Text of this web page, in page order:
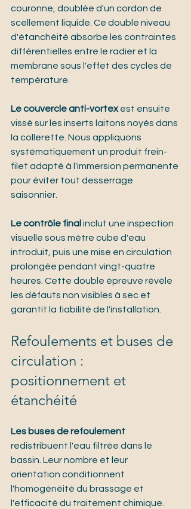
couronne, doublée d'un cordon de
scellement liquide. Ce double niveau
d'étanchéité absorbe les contraintes
différentielles entre le radier et la
membrane sous l'effet des cycles de
température.
Le couvercle anti-vortex est ensuite
vissé sur les inserts laitons noyés dans
la collerette. Nous appliquons
systématiquement un produit frein-
filet adapté à l'immersion permanente
pour éviter tout desserrage
saisonnier.
Le contrôle final inclut une inspection
visuelle sous mètre cube d'eau
introduit, puis une mise en circulation
prolongée pendant vingt-quatre
heures. Cette double épreuve révèle
les défauts non visibles à sec et
garantit la fiabilité de l'installation.
Refoulements et buses de
circulation :
positionnement et
étanchéité
Les buses de refoulement
redistribuent l'eau filtrée dans le
bassin. Leur nombre et leur
orientation conditionnent
l'homogénéité du brassage et
l'efficacité du traitement chimique.